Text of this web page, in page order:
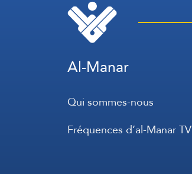
Al-Manar
Qui sommes-nous
Fréquences d’al-Manar TV